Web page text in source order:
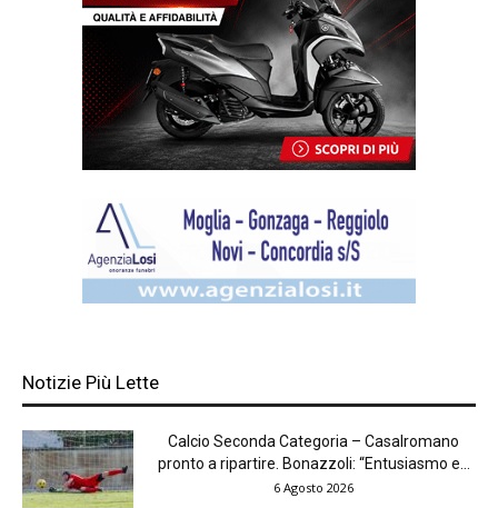
Notizie Più Lette
Calcio Seconda Categoria – Casalromano
pronto a ripartire. Bonazzoli: “Entusiasmo e...
6 Agosto 2026